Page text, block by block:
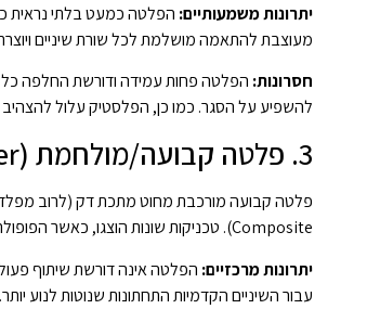
יתרונות משמעותיים: הפלטה כמעט בלתי נראית
מעוצבת להתאמה מושלמת לכל שורת שיניים
חסרונות:
להשפיע על הסגר. כמו כן, הפלסטיק עלול
3. פלטה קבועה/מולחמת (Fixed/Bonded Retainer)
Composite). טכניקות שונות הוצגו, כאשר הפופולרית ביותר משלבת חוט אורתודונטי עם שרף קומפוזיט.
יתרונות מרכזיים: הפלטה אינה דורשת שיתוף
עבור השיניים הקדמיות התחתונות שנוטות לנוע יותר.